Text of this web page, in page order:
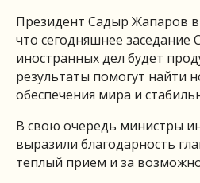
Президент Садыр Жапаров
что сегодняшнее заседание
иностранных дел будет
результаты помогут найти
обеспечения мира и
В свою очередь министры
выразили благодарность
теплый прием и за